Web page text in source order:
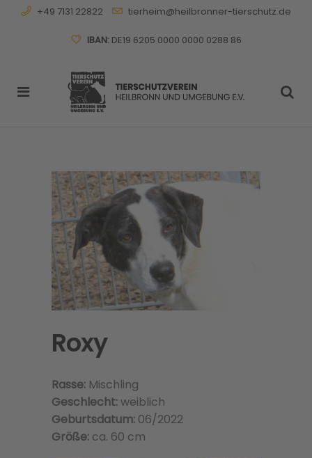
+49 7131 22822 tierheim@heilbronner-tierschutz.de
IBAN:DE19 6205 0000 0000 0288 86
Roxy
Rasse: Mischling
Geschlecht:weiblich
Geburtsdatum: 06/2022
Größe: ca. 60 cm